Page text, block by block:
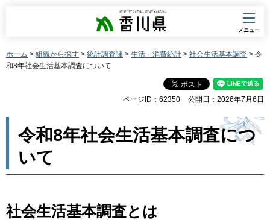
香川県
メニュー
ホーム > 組織から探す > 統計調査課 > 生活・消費統計 > 社会生活基本調査 > 令
和8年社会生活基本調査について
ページID：62350 公開日：2026年7月6日
令和8年社会生活基本調査につ
いて
社会生活基本調査とは